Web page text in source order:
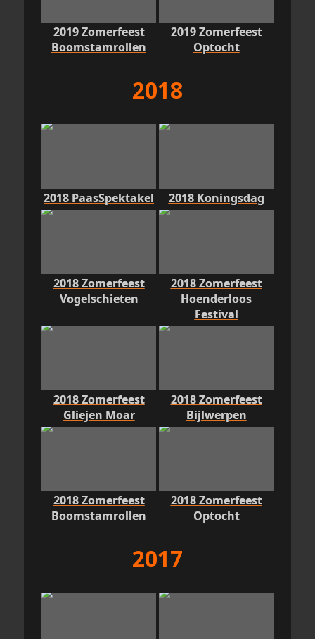
2019 Zomerfeest
Boomstamrollen
2019 Zomerfeest
Optocht
2018
2018 PaasSpektakel 2018 Koningsdag
2018 Zomerfeest
Vogelschieten
2018 Zomerfeest
Hoenderloos
Festival
2018 Zomerfeest
Gliejen Moar
2018 Zomerfeest
Bijlwerpen
2018 Zomerfeest
Boomstamrollen
2018 Zomerfeest
Optocht
2017